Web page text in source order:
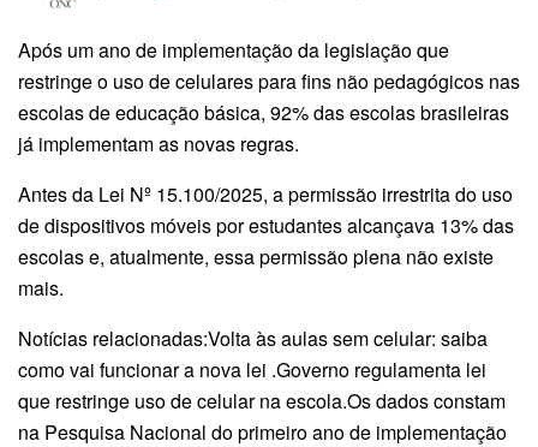
Após um ano de implementação da legislação que
restringe o uso de celulares para fins não pedagógicos nas
escolas de educação básica, 92% das escolas brasileiras
já implementam as novas regras.
Antes da Lei Nº 15.100/2025, a permissão irrestrita do uso
de dispositivos móveis por estudantes alcançava 13% das
escolas e, atualmente, essa permissão plena não existe
mais.
Notícias relacionadas:Volta às aulas sem celular: saiba
como vai funcionar a nova lei .Governo regulamenta lei
que restringe uso de celular na escola.Os dados constam
na Pesquisa Nacional do primeiro ano de implementação